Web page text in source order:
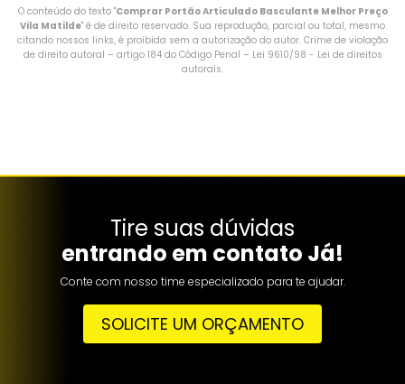
O conteúdo do texto "Comprar Portão Articulado Basculante Melhor Preço
Vila Matilde" é de direito reservado. Sua reprodução, parcial ou total, mesmo
citando nossos links, é proibida sem a autorização do autor. Crime de violação
de direito autoral – artigo 184 do Código Penal – Lei 9610/98 - Lei de direitos
autorais.
Tire suas dúvidas
entrando em contato Já!
Conte com nosso time especializado para te ajudar.
SOLICITE UM ORÇAMENTO